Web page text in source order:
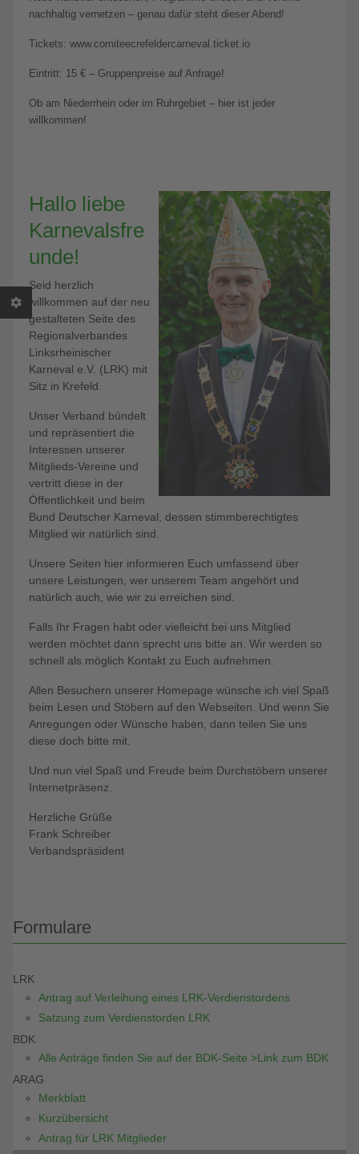
nachhaltig vernetzen – genau dafür steht dieser Abend!
Tickets: www.comiteecrefeldercarneval.ticket.io
Eintritt: 15 € – Gruppenpreise auf Anfrage!
Ob am Niederrhein oder im Ruhrgebiet – hier ist jeder
willkommen!
Hallo liebe
Karnevalsfre
unde!
Seid herzlich
willkommen auf der neu
gestalteten Seite des
Regionalverbandes
Linksrheinischer
Karneval e.V. (LRK) mit
Sitz in Krefeld.
Unser Verband bündelt
und repräsentiert die
Interessen unserer
Mitglieds-Vereine und
vertritt diese in der
Öffentlichkeit und beim
Bund Deutscher Karneval, dessen stimmberechtigtes
Mitglied wir natürlich sind.
Unsere Seiten hier informieren Euch umfassend über
unsere Leistungen, wer unserem Team angehört und
natürlich auch, wie wir zu erreichen sind.
Falls Ihr Fragen habt oder vielleicht bei uns Mitglied
werden möchtet dann sprecht uns bitte an. Wir werden so
schnell als möglich Kontakt zu Euch aufnehmen.
Allen Besuchern unserer Homepage wünsche ich viel Spaß
beim Lesen und Stöbern auf den Webseiten. Und wenn Sie
Anregungen oder Wünsche haben, dann teilen Sie uns
diese doch bitte mit.
Und nun viel Spaß und Freude beim Durchstöbern unserer
Internetpräsenz.
Herzliche Grüße
Frank Schreiber
Verbandspräsident
Formulare
LRK
Antrag auf Verleihung eines LRK-Verdienstordens
Satzung zum Verdienstorden LRK
BDK
Alle Anträge finden Sie auf der BDK-Seite >Link zum BDK
ARAG
Merkblatt
Kurzübersicht
Antrag für LRK Mitglieder